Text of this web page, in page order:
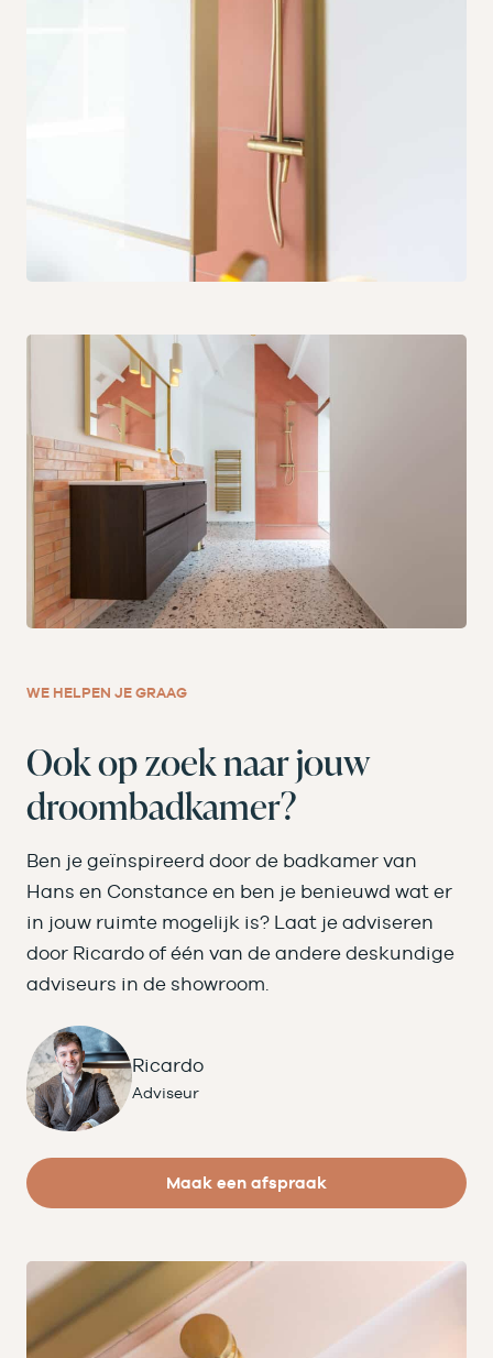
WE HELPEN JE GRAAG
Ook op zoek naar jouw
droombadkamer?
Ben je geïnspireerd door de badkamer van
Hans en Constance en ben je benieuwd wat er
in jouw ruimte mogelijk is? Laat je adviseren
door Ricardo of één van de andere deskundige
adviseurs in de showroom.
Ricardo
Adviseur
Maak een afspraak